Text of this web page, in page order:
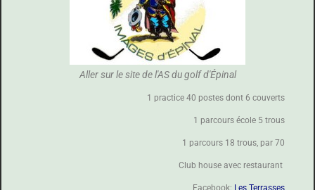
Aller sur le site de l'AS du golf d'Épinal
1 practice 40 postes dont 6 couverts
1 parcours école 5 trous
1 parcours 18 trous, par 70
Club house avec restaurant